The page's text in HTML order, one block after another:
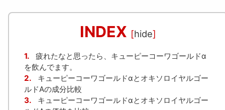
INDEX [hide]
1.
疲れたなと思ったら、キューピーコーワゴールドα
を飲んでます。
2.
キューピーコーワゴールドαとオキソロイヤルゴー
ルドAの成分比較
3.
キューピーコーワゴールドαとオキソロイヤルゴー